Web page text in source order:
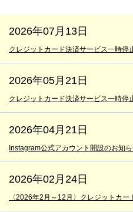
2026年07月13日
クレジットカード決済サービス一時停
2026年05月21日
クレジットカード決済サービス一時停
2026年04月21日
Instagram公式アカウント開設のお知
2026年02月24日
〈2026年2月～12月〉クレジットカ